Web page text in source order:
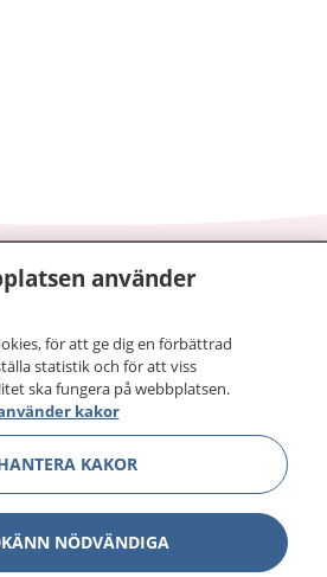
din hälsa och vård
om hälsa och information om
du kan kontakta.
din journal och göra dina
1177 för
runt.
vill må bättre.
använder
för att ge dig en förbättrad
statistik och för att viss
ska fungera på webbplatsen.
kakor
KAKOR
NÖDVÄNDIGA